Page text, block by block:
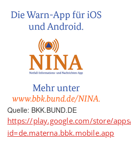
Quelle: BKK.BUND.DE
https://play.google.com/store/
id=de.materna.bbk.mobile.app